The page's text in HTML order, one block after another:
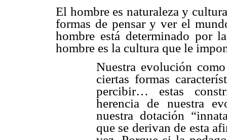
El hombre es naturaleza y
formas de pensar y ver el
hombre está determinado por
hombre es la cultura que le
Nuestra evolución
ciertas formas
percibir… estas
herencia de nuestra
nuestra dotación
que se derivan de esta